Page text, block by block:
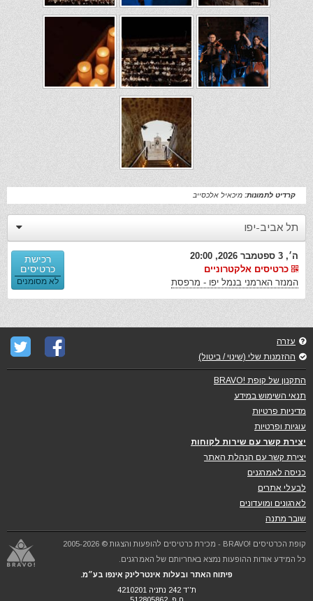
קרדיט לתמונות: מיכאיל אלכסייב
תל אביב-יפו
ה׳, 3 ספטמבר 2026, 20:00
כרטיסים אלקטרוניים
המנזר הארמני בנמל יפו - מרפסת
רכישת
כרטיסים
לא מסומנים
עזרה
ההזמנות שלי (שינוי / ביטול)
התקנון של קופת !BRAVO
תנאי השימוש במידע
מדיניות פרטיות
עוגיות ופרטיות
יצירת קשר עם שירות לקוחות
יצירת קשר עם הנהלת האתר
כניסה לאמרגנים
לבעלי אתרים
לארגונים ומועדונים
שובר מתנה
קופת הכרטיסים !BRAVO - מכירת כרטיסים להופעות והצגות © 2005-2026
כל המידע אודות ההופעות נמצא באחריותם של האמרגנים.
פיתוח האתר ובעלות אינטרלינק אינפו בע״מ.
ת''ד 242 נתניה 4210201
ח.פ. 512805862